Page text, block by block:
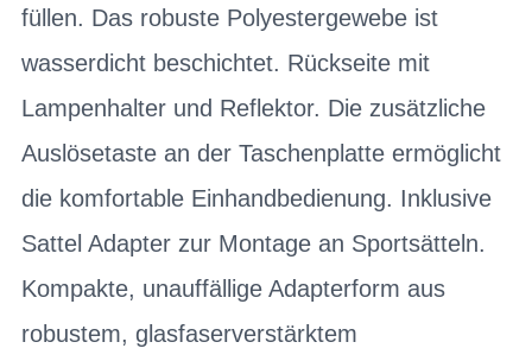
füllen. Das robuste Polyestergewebe ist
wasserdicht beschichtet. Rückseite mit
Lampenhalter und Reflektor. Die zusätzliche
Auslösetaste an der Taschenplatte ermöglicht
die komfortable Einhandbedienung. Inklusive
Sattel Adapter zur Montage an Sportsätteln.
Kompakte, unauffällige Adapterform aus
robustem, glasfaserverstärktem